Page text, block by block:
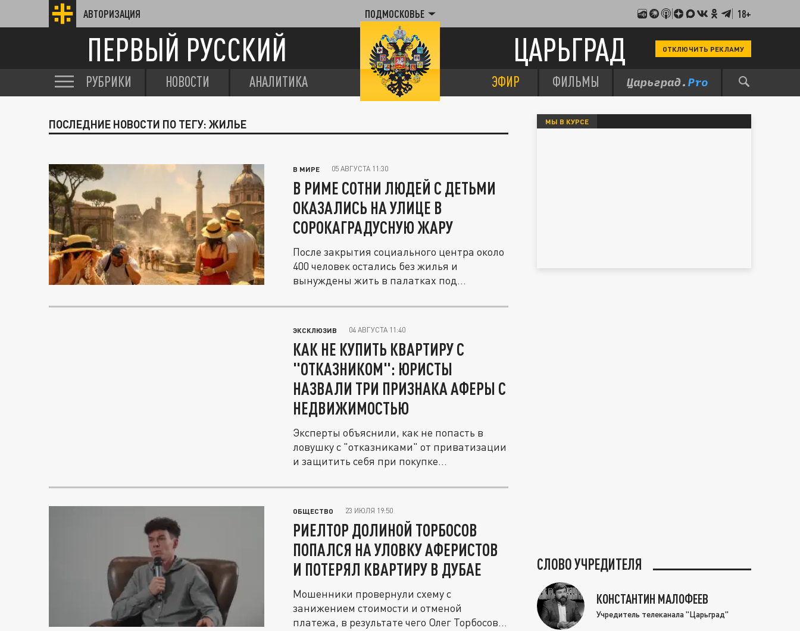
АВТОРИЗАЦИЯ ПОДМОСКОВЬЕ 18+
ПЕРВЫЙ РУССКИЙ ЦАРЬГРАД ОТКЛЮЧИТЬ РЕКЛАМУ
РУБРИКИ НОВОСТИ АНАЛИТИКА ЭФИР ФИЛЬМЫ
ПОСЛЕДНИЕ НОВОСТИ ПО ТЕГУ: ЖИЛЬЕ
В МИРЕ 05 АВГУСТА 11:30
В РИМЕ СОТНИ ЛЮДЕЙ С ДЕТЬМИ
ОКАЗАЛИСЬ НА УЛИЦЕ В
СОРОКАГРАДУСНУЮ ЖАРУ
После закрытия социального центра около
400 человек остались без жилья и
вынуждены жить в палатках под
ЭКСКЛЮЗИВ 04 АВГУСТА 11:40
КАК НЕ КУПИТЬ КВАРТИРУ С
"ОТКАЗНИКОМ": ЮРИСТЫ
НАЗВАЛИ ТРИ ПРИЗНАКА АФЕРЫ С
НЕДВИЖИМОСТЬЮ
Эксперты объяснили, как не попасть в
ловушку с "отказниками" от приватизации
и защитить себя при покупке...
ОБЩЕСТВО 23 ИЮЛЯ 19:50
РИЕЛТОР ДОЛИНОЙ ТОРБОСОВ
ПОПАЛСЯ НА УЛОВКУ АФЕРИСТОВ
И ПОТЕРЯЛ КВАРТИРУ В ДУБАЕ
Мошенники провернули схему с
занижением стоимости и отменой
платежа, в результате чего Олег Торбосов
МЫ В КУРСЕ
СЛОВО УЧРЕДИТЕЛЯ
КОНСТАНТИН МАЛОФЕЕВ
Учредитель телеканала "Царьград"